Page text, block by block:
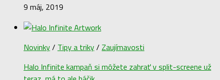
9 máj, 2019
Novinky/ Tipy a triky/ Zaujímavosti
Halo Infinite kampaň si môžete zahrať v split-screene už